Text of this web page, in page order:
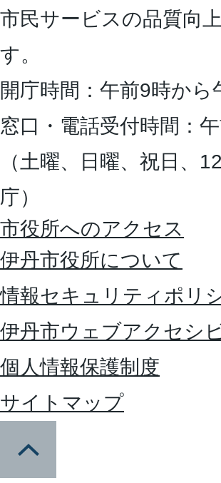
市民サービスの品質向
す。
開庁時間：午前9時か
窓口・電話受付時間：
（土曜、日曜、祝日、
庁）
市役所へのアクセス
伊丹市役所について
情報セキュリティポリ
伊丹市ウェブアクセシ
個人情報保護制度
サイトマップ